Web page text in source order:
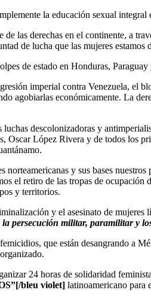
la educación sexual
de las derechas en el continente, a
de lucha que las mujeres
de estado en Honduras,
imperial contra Venezuela, el
agobiarlas económicamente. La
luchas descolonizadoras y
Oscar López Rivera y de todos los
norteamericanas y sus bases
el retiro de las tropas de ocupación
y territorios.
y el asesinato de mujeres
la persecución militar, paramilitar y
que están desangrando a
24 horas de solidaridad
bleu violet] latinoamericano para